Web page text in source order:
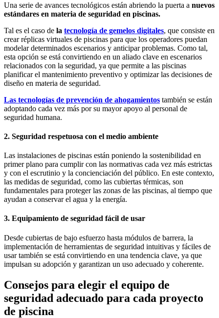
Una serie de avances tecnológicos están abriendo la puerta a nuevos
estándares en materia de seguridad en piscinas.
Tal es el caso de la tecnología de gemelos digitales, que consiste en
crear réplicas virtuales de piscinas para que los operadores puedan
modelar determinados escenarios y anticipar problemas. Como tal,
esta opción se está convirtiendo en un aliado clave en escenarios
relacionados con la seguridad, ya que permite a las piscinas
planificar el mantenimiento preventivo y optimizar las decisiones de
diseño en materia de seguridad.
Las tecnologías de prevención de ahogamientos también se están
adoptando cada vez más por su mayor apoyo al personal de
seguridad humana.
2. Seguridad respetuosa con el medio ambiente
Las instalaciones de piscinas están poniendo la sostenibilidad en
primer plano para cumplir con las normativas cada vez más estrictas
y con el escrutinio y la concienciación del público. En este contexto,
las medidas de seguridad, como las cubiertas térmicas, son
fundamentales para proteger las zonas de las piscinas, al tiempo que
ayudan a conservar el agua y la energía.
3. Equipamiento de seguridad fácil de usar
Desde cubiertas de bajo esfuerzo hasta módulos de barrera, la
implementación de herramientas de seguridad intuitivas y fáciles de
usar también se está convirtiendo en una tendencia clave, ya que
impulsan su adopción y garantizan un uso adecuado y coherente.
Consejos para elegir el equipo de
seguridad adecuado para cada proyecto
de piscina